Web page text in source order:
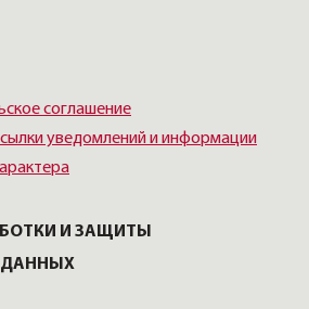
соглашение
уведомлений и информации
И ЗАЩИТЫ